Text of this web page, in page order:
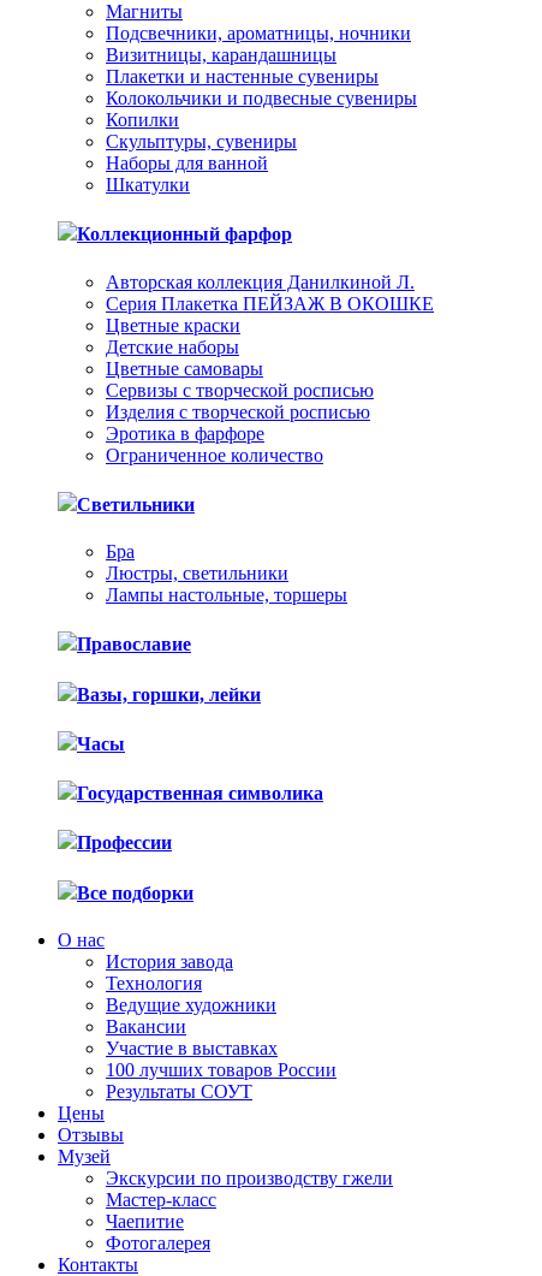
Магниты
Подсвечники, ароматницы, ночники
Визитницы, карандашницы
Плакетки и настенные сувениры
Колокольчики и подвесные сувениры
Копилки
Скульптуры, сувениры
Наборы для ванной
Шкатулки
Коллекционный фарфор
Авторская коллекция Данилкиной Л.
Серия Плакетка ПЕЙЗАЖ В ОКОШКЕ
Цветные краски
Детские наборы
Цветные самовары
Сервизы с творческой росписью
Изделия с творческой росписью
Эротика в фарфоре
Ограниченное количество
Светильники
Бра
Люстры, светильники
Лампы настольные, торшеры
Православие
Вазы, горшки, лейки
Часы
Государственная символика
Профессии
Все подборки
О нас
История завода
Технология
Ведущие художники
Вакансии
Участие в выставках
100 лучших товаров России
Результаты СОУТ
Цены
Отзывы
Музей
Экскурсии по производству гжели
Мастер-класс
Чаепитие
Фотогалерея
Контакты